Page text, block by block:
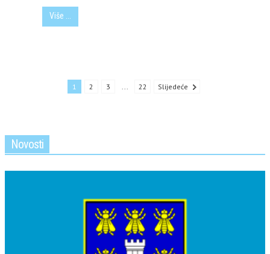
Više ...
1 2 3 ... 22 Slijedeće
Novosti